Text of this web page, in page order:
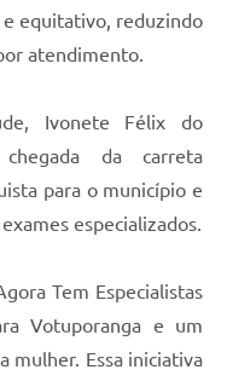
equitativo, reduzindo
atendimento.
Ivonete Félix do
da carreta
para o município e
especializados.
Tem Especialistas
Votuporanga e um
mulher. Essa iniciativa